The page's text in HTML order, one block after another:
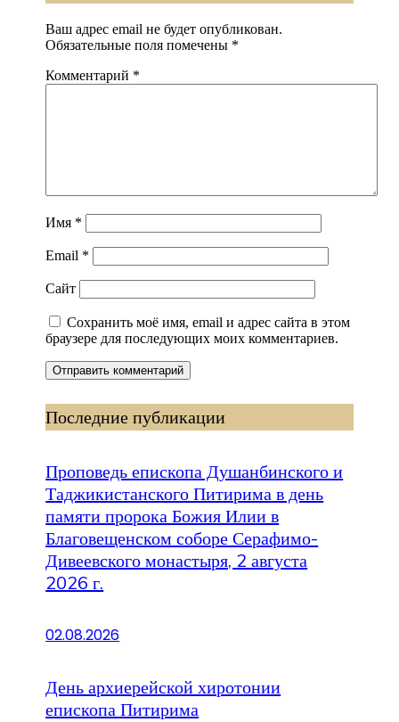
Ваш адрес email не будет опубликован.
Обязательные поля помечены *
Комментарий *
Имя *
Email *
Сайт
Сохранить моё имя, email и адрес сайта в этом
браузере для последующих моих комментариев.
Последние публикации
Проповедь епископа Душанбинского и
Таджикистанского Питирима в день
памяти пророка Божия Илии в
Благовещенском соборе Серафимо-
Дивеевского монастыря, 2 августа
2026 г.
02.08.2026
День архиерейской хиротонии
епископа Питирима